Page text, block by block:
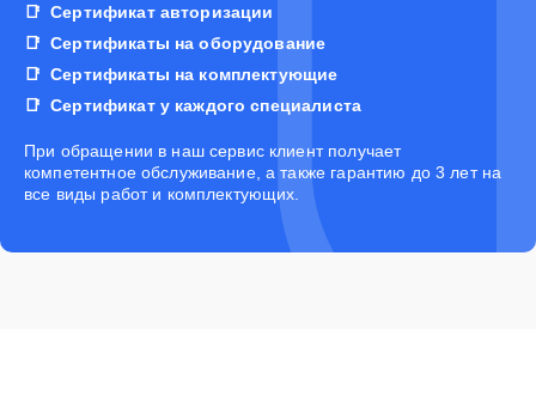
Сертификат авторизации
Сертификаты на оборудование
Сертификаты на комплектующие
Сертификат у каждого специалиста
При обращении в наш сервис клиент получает
компетентное обслуживание, а также гарантию до 3 лет на
все виды работ и комплектующих.